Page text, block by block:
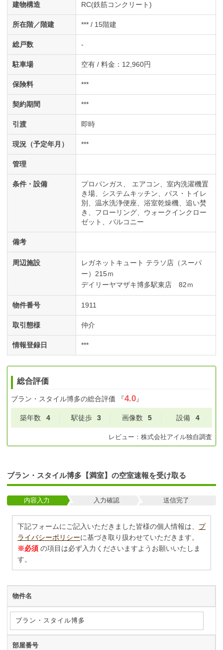
建物構造 RC(鉄筋コンクリート)
所在階／階建 *** / 15階建
総戸数 -
駐車場 空有 / 料金：12,960円
保険料 ***
契約期間 ***
引渡 即時
現況（予定年月） ***
管理
条件・設備 プロパンガス エアコン
室内洗濯機置
き場
システムキッチン
バス・トイレ
別
温水洗浄便座 浴室乾燥機
追い焚
き
フローリング
ウォークインクロー
ゼット
バルコニー
備考
周辺施設
レガネットキュート テラソ店（スーパ
ー）215ｍ
デイリーヤマザキ博多駅東店 82ｍ
物件番号 1911
取引態様 仲介
情報登録日 ***
総合評価
ブラン・スタイル博多の総合評価 『4.0』
築年数 4 駅徒歩 3 画像数 5 設備 4
レビュー： 株式会社アイル独自調査
ブラン・スタイル博多【満室】の空室速報を受け取る
内容入力 入力確認 送信完了
下記フォームにご記入いただきました皆様の個人情報は、 プ
ライバシーポリシーに基づき取り扱わせていただきます。
※必須 の項目は必ず入力くださいますようお願いいたしま
す。
物件名
部屋番号